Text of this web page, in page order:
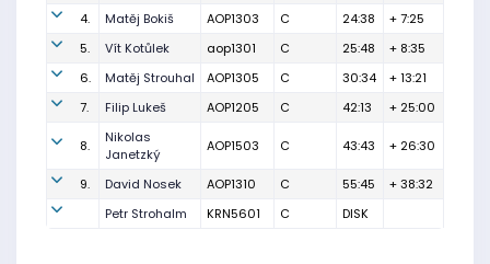
4.
Matěj Bokiš AOP1303 C 24:38
+ 7:25
5.
Vít Kotůlek aop1301 C 25:48
+ 8:35
6.
Matěj Strouhal AOP1305 C 30:34
+ 13:21
7.
Filip Lukeš AOP1205 C 42:13 + 25:00
8.
Nikolas
Janetzký
AOP1503 C 43:43 + 26:30
9. David Nosek AOP1310 C 55:45
+ 38:32
Petr Strohalm
KRN5601 C DISK